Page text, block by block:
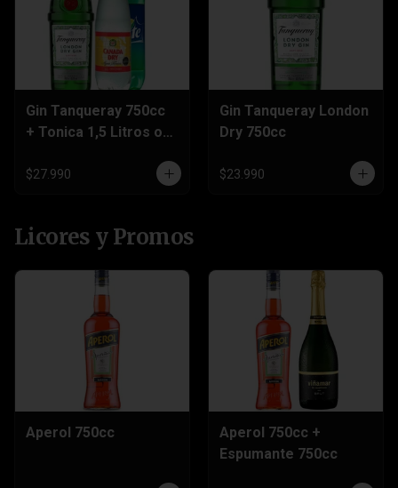
Gin Tanqueray 750cc
+ Tonica 1,5 Litros o
$27.990
Gin Tanqueray London
Dry 750cc
$23.990
Licores y Promos
Aperol 750cc
Aperol 750cc +
Espumante 750cc